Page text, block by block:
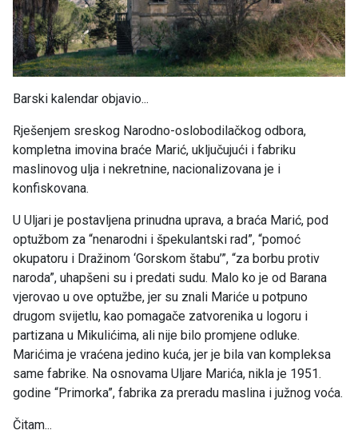
Barski kalendar objavio...
Rješenjem sreskog Narodno-oslobodilačkog odbora,
kompletna imovina braće Marić, uključujući i fabriku
maslinovog ulja i nekretnine, nacionalizovana je i
konfiskovana.
U Uljari je postavljena prinudna uprava, a braća Marić, pod
optužbom za “nenarodni i špekulantski rad”, “pomoć
okupatoru i Dražinom ‘Gorskom štabu’”, “za borbu protiv
naroda”, uhapšeni su i predati sudu. Malo ko je od Barana
vjerovao u ove optužbe, jer su znali Mariće u potpuno
drugom svijetlu, kao pomagače zatvorenika u logoru i
partizana u Mikulićima, ali nije bilo promjene odluke.
Marićima je vraćena jedino kuća, jer je bila van kompleksa
same fabrike. Na osnovama Uljare Marića, nikla je 1951.
godine “Primorka”, fabrika za preradu maslina i južnog voća.
Čitam...